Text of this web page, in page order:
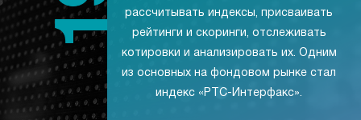
рассчитывать индексы, присваивать
рейтинги и скоринги, отслеживать
котировки и анализировать их. Одним
из основных на фондовом рынке стал
индекс «РТС-Интерфакс».